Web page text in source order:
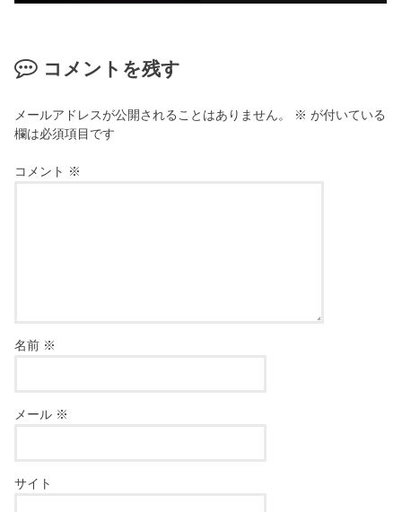
コメントを残す
メールアドレスが公開されることはありません。 ※ が付いている
欄は必須項目です
コメント ※
名前 ※
メール ※
サイト